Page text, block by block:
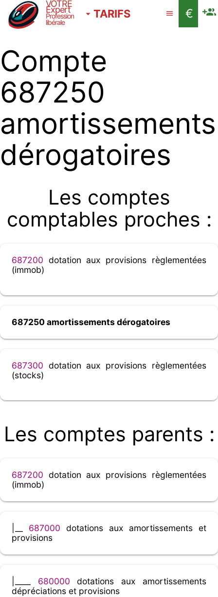
VOTRE
Expert
Profession
libérale
TARIFS €
Compte
687250
amortissements
dérogatoires
Les comptes
comptables proches :
687200 dotation aux provisions règlementées
(immob)
687250 amortissements dérogatoires
687300 dotation aux provisions règlementées
(stocks)
Les comptes parents :
687200 dotation aux provisions règlementées
(immob)
687000 dotations aux amortissements et
provisions
680000 dotations aux amortissements
dépréciations et provisions